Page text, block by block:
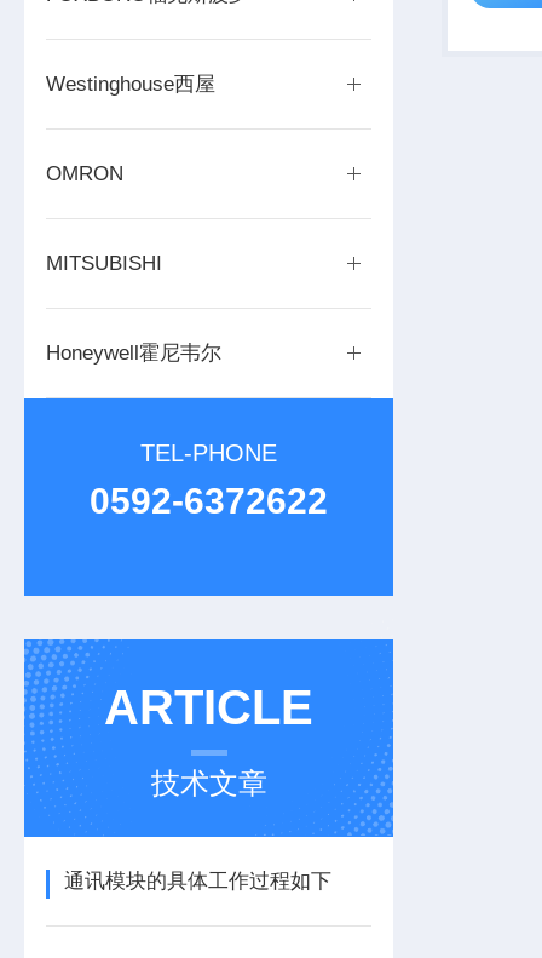
Westinghouse西屋
OMRON
MITSUBISHI
Honeywell霍尼韦尔
TEL-PHONE
0592-6372622
ARTICLE
技术文章
通讯模块的具体工作过程如下
要约，该